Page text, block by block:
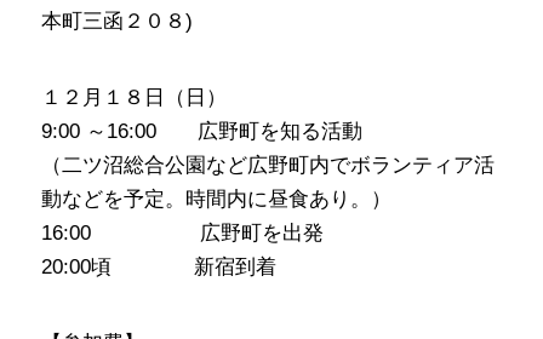
本町三函２０８)
１２月１８日（日）
9:00 ～16:00 広野町を知る活動
（二ツ沼総合公園など広野町内でボランティア活
動などを予定。時間内に昼食あり。）
16:00 広野町を出発
20:00頃 新宿到着